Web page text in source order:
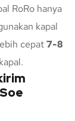
RoRo hanya
kapal
cepat7-8